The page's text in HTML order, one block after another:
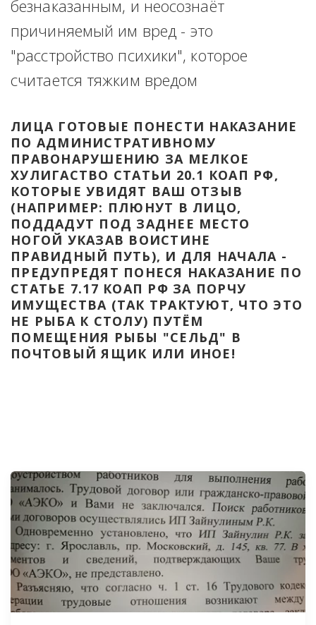
безнаказанным, и неосознаёт
причиняемый им вред - это
"расстройство психики", которое
считается тяжким вредом
ЛИЦА ГОТОВЫЕ ПОНЕСТИ НАКАЗАНИЕ
ПО АДМИНИСТРАТИВНОМУ
ПРАВОНАРУШЕНИЮ ЗА МЕЛКОЕ
ХУЛИГАСТВО СТАТЬИ 20.1 КОАП РФ,
КОТОРЫЕ УВИДЯТ ВАШ ОТЗЫВ
(НАПРИМЕР: ПЛЮНУТ В ЛИЦО,
ПОДДАДУТ ПОД ЗАДНЕЕ МЕСТО
НОГОЙ УКАЗАВ ВОИСТИНЕ
ПРАВИДНЫЙ ПУТЬ), И ДЛЯ НАЧАЛА -
ПРЕДУПРЕДЯТ ПОНЕСЯ НАКАЗАНИЕ ПО
СТАТЬЕ 7.17 КОАП РФ ЗА ПОРЧУ
ИМУЩЕСТВА (ТАК ТРАКТУЮТ, ЧТО ЭТО
НЕ РЫБА К СТОЛУ) ПУТЁМ
ПОМЕЩЕНИЯ РЫБЫ "СЕЛЬД" В
ПОЧТОВЫЙ ЯЩИК ИЛИ ИНОЕ!